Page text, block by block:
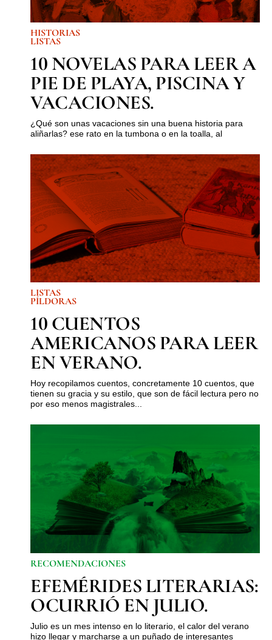
HISTORIAS
LISTAS
10 NOVELAS PARA LEER A
PIE DE PLAYA, PISCINA Y
VACACIONES.
¿Qué son unas vacaciones sin una buena historia para
aliñarlas? ese rato en la tumbona o en la toalla, al
LISTAS
PÍLDORAS
10 CUENTOS
AMERICANOS PARA LEER
EN VERANO.
Hoy recopilamos cuentos, concretamente 10 cuentos, que
tienen su gracia y su estilo, que son de fácil lectura pero no
por eso menos magistrales...
RECOMENDACIONES
EFEMÉRIDES LITERARIAS:
OCURRIÓ EN JULIO.
Julio es un mes intenso en lo literario, el calor del verano
hizo llegar y marcharse a un puñado de interesantes